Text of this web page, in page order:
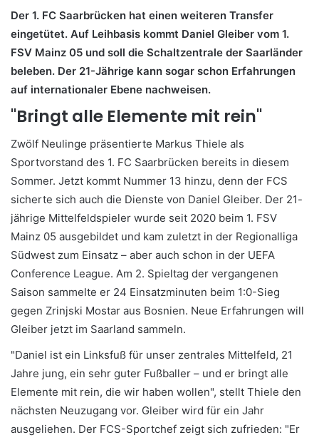
Der 1. FC Saarbrücken hat einen weiteren Transfer
eingetütet. Auf Leihbasis kommt Daniel Gleiber vom 1.
FSV Mainz 05 und soll die Schaltzentrale der Saarländer
beleben. Der 21-Jährige kann sogar schon Erfahrungen
auf internationaler Ebene nachweisen.
"Bringt alle Elemente mit rein"
Zwölf Neulinge präsentierte Markus Thiele als
Sportvorstand des 1. FC Saarbrücken bereits in diesem
Sommer. Jetzt kommt Nummer 13 hinzu, denn der FCS
sicherte sich auch die Dienste von Daniel Gleiber. Der 21-
jährige Mittelfeldspieler wurde seit 2020 beim 1. FSV
Mainz 05 ausgebildet und kam zuletzt in der Regionalliga
Südwest zum Einsatz – aber auch schon in der UEFA
Conference League. Am 2. Spieltag der vergangenen
Saison sammelte er 24 Einsatzminuten beim 1:0-Sieg
gegen Zrinjski Mostar aus Bosnien. Neue Erfahrungen will
Gleiber jetzt im Saarland sammeln.
"Daniel ist ein Linksfuß für unser zentrales Mittelfeld, 21
Jahre jung, ein sehr guter Fußballer – und er bringt alle
Elemente mit rein, die wir haben wollen", stellt Thiele den
nächsten Neuzugang vor. Gleiber wird für ein Jahr
ausgeliehen. Der FCS-Sportchef zeigt sich zufrieden: "Er